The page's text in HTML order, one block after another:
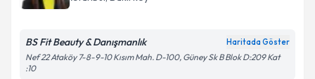
BS Fit Beauty & Danışmanlık Haritada Göster
Nef 22 Ataköy 7-8-9-10 Kısım Mah. D-100, Güney Sk B Blok D:209 Kat
:10